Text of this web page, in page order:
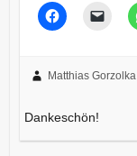
Matthias Gorzolka
Dankeschön!